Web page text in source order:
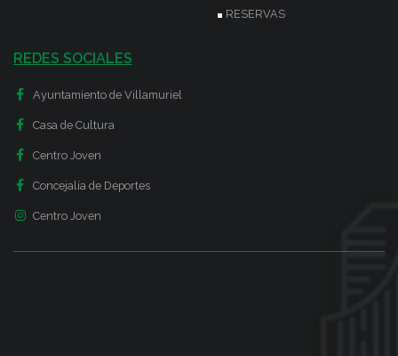
RESERVAS
REDES SOCIALES
Ayuntamiento de Villamuriel
Casa de Cultura
Centro Joven
Concejalía de Deportes
Centro Joven